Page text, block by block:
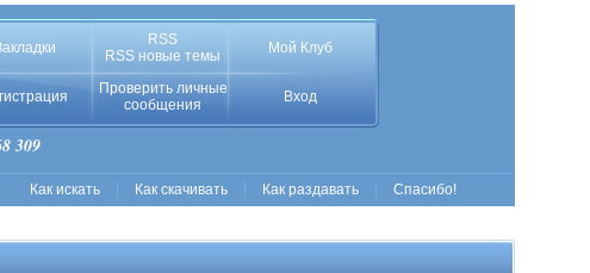
RSS
RSS новые темы
Мой Клуб
Проверить личные
сообщения
Вход
309
Как искать Как скачивать Как раздавать Спасибо!